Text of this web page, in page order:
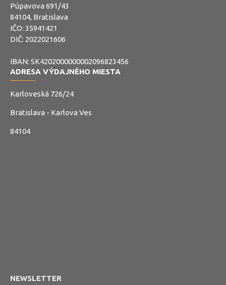
Púpavova 691/43
84104, Bratislava
IČO: 35941421
DIČ: 2022021606
IBAN: SK4202000000002096823456
ADRESA VÝDAJNÉHO MIESTA
Karloveská 726/24
Bratislava - Karlova Ves
84104
NEWSLETTER